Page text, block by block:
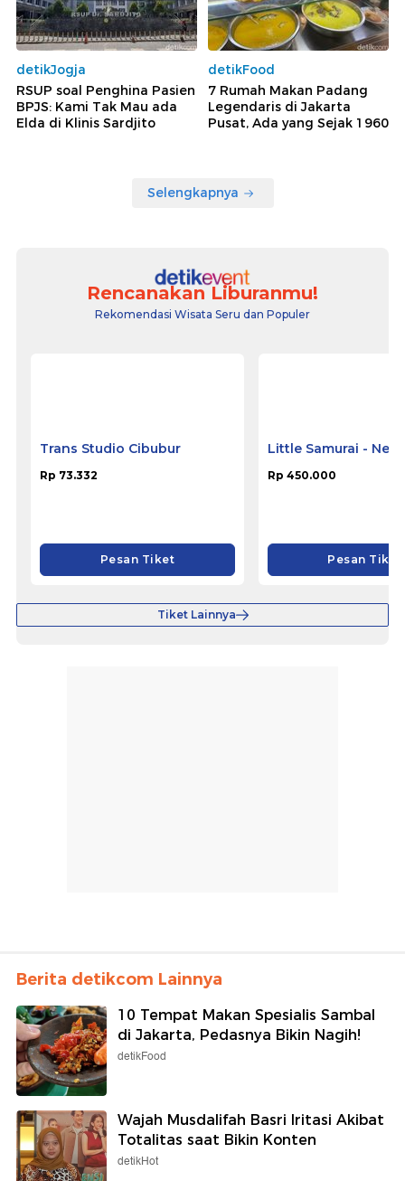
detikJogja
RSUP soal Penghina Pasien
BPJS: Kami Tak Mau ada
Elda di Klinis Sardjito
detikFood
7 Rumah Makan Padang
Legendaris di Jakarta
Pusat, Ada yang Sejak 1960
Selengkapnya
Rencanakan Liburanmu!
Rekomendasi Wisata Seru dan Populer
Pesan Tiket Pesan Tiket
Tiket Lainnya
Berita detikcom Lainnya
10 Tempat Makan Spesialis Sambal
di Jakarta, Pedasnya Bikin Nagih!
detikFood
Wajah Musdalifah Basri Iritasi Akibat
Totalitas saat Bikin Konten
detikHot